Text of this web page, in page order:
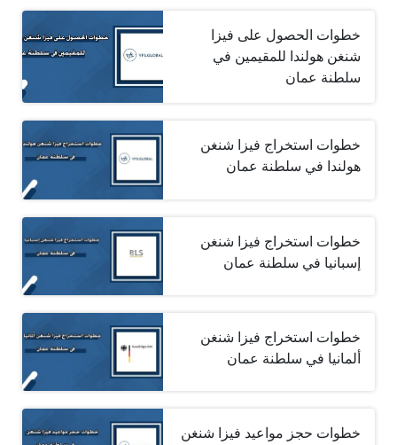
خطوات الحصول على فيزا
شنغن هولندا للمقيمين في
سلطنة عمان
خطوات استخراج فيزا شنغن
هولندا في سلطنة عمان
خطوات استخراج فيزا شنغن
إسبانيا في سلطنة عمان
خطوات استخراج فيزا شنغن
ألمانيا في سلطنة عمان
خطوات حجز مواعيد فيزا شنغن